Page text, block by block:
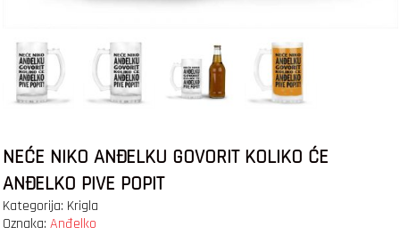
NEĆE NIKO ANĐELKU GOVORIT KOLIKO ĆE
ANĐELKO PIVE POPIT
Kategorija: Krigla
Oznaka: Anđelko